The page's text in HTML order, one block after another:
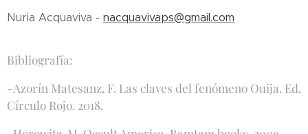
Nuria Acquaviva - nacquavivaps@gmail.com
Bibliografía:
-Azorín Matesanz, F. Las claves del fenómeno Ouija. Ed.
Círculo Rojo. 2018.